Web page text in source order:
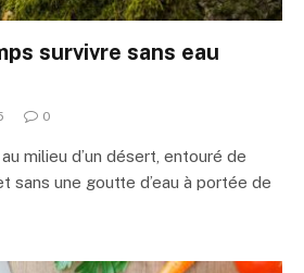
survivre sans eau
0
milieu d’un désert, entouré de
sans une goutte d’eau à portée de